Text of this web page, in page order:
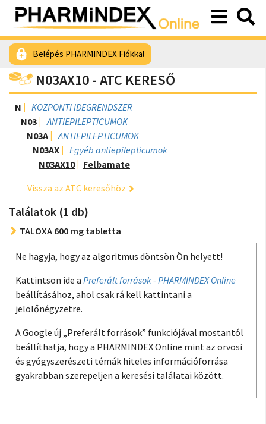
Belépés PHARMINDEX Fiókkal
N03AX10 - ATC KERESŐ
N
KÖZPONTI IDEGRENDSZER
N03
ANTIEPILEPTICUMOK
N03A
ANTIEPILEPTICUMOK
N03AX
Egyéb antiepilepticumok
N03AX10
Felbamate
Vissza az ATC keresőhöz
Találatok (1 db)
TALOXA 600 mg tabletta
Ne hagyja, hogy az algoritmus döntsön Ön helyett!
Kattintson ide a Preferált források - PHARMINDEX Online
beállításához, ahol csak rá kell kattintani a
jelölőnégyzetre.
A Google új „Preferált források” funkciójával mostantól
beállíthatja, hogy a PHARMINDEX Online mint az orvosi
és gyógyszerészeti témák hiteles információforrása
gyakrabban szerepeljen a keresési találatai között.